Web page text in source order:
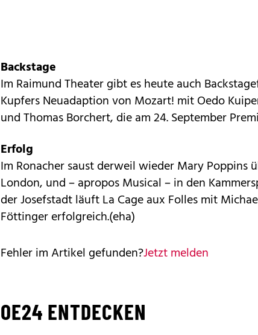
Backstage
Im Raimund Theater gibt es heute auch
Kupfers Neuadaption von Mozart! mit Oedo
und Thomas Borchert, die am 24. September
Erfolg
Im Ronacher saust derweil wieder Mary Poppins
London, und – apropos Musical – in den
der Josefstadt läuft La Cage aux Folles mit
Föttinger erfolgreich.(eha)
Fehler im Artikel gefunden?Jetzt melden
OE24 ENTDECKEN